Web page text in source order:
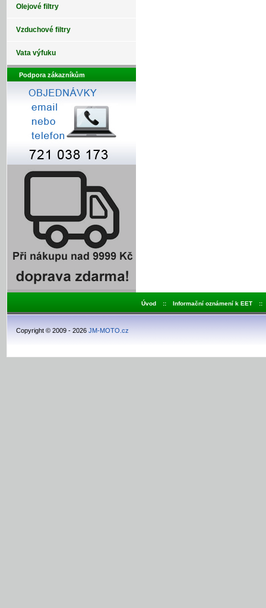
Olejové filtry
Vzduchové filtry
Vata výfuku
Podpora zákazníkům
Úvod :: Informační oznámení k EET ::
Copyright © 2009 - 2026 JM-MOTO.cz